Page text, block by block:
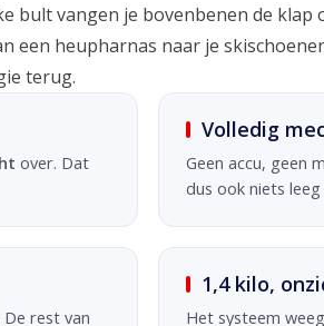
bult vangen je bovenbenen de
een heupharnas naar je
terug.
over. Dat
Volledig
Geen accu, geen
dus ook niets
De rest van
1,4 kilo,
Het systeem